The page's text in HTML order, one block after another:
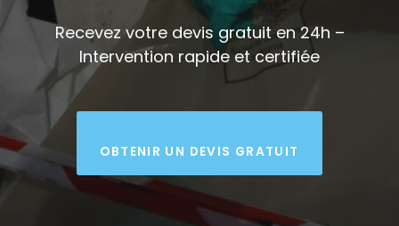
Recevez votre devis gratuit en 24h –
Intervention rapide et certifiée
OBTENIR UN DEVIS GRATUIT